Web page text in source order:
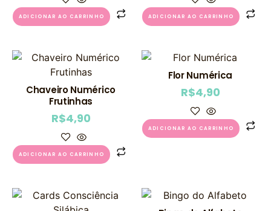
ADICIONAR AO CARRINHO ADICIONAR AO CARRINHO
Chaveiro Numérico
Frutinhas
R$4,90
ADICIONAR AO CARRINHO
Flor Numérica
R$4,90
ADICIONAR AO CARRINHO